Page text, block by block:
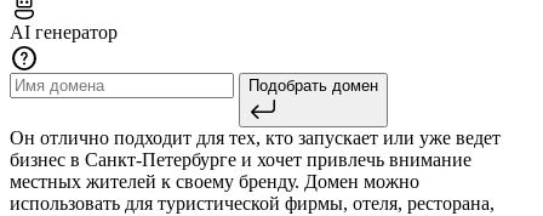
AI генератор
Подобрать домен
Он отлично подходит для тех, кто запускает или уже ведет
бизнес в Санкт-Петербурге и хочет привлечь внимание
местных жителей к своему бренду. Домен можно
использовать для туристической фирмы, отеля, ресторана,